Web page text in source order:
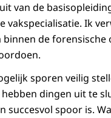
van de
vakspecialisatie. Ik
binnen de forensische
sporen veilig
dingen uit te
succesvol spoor is.